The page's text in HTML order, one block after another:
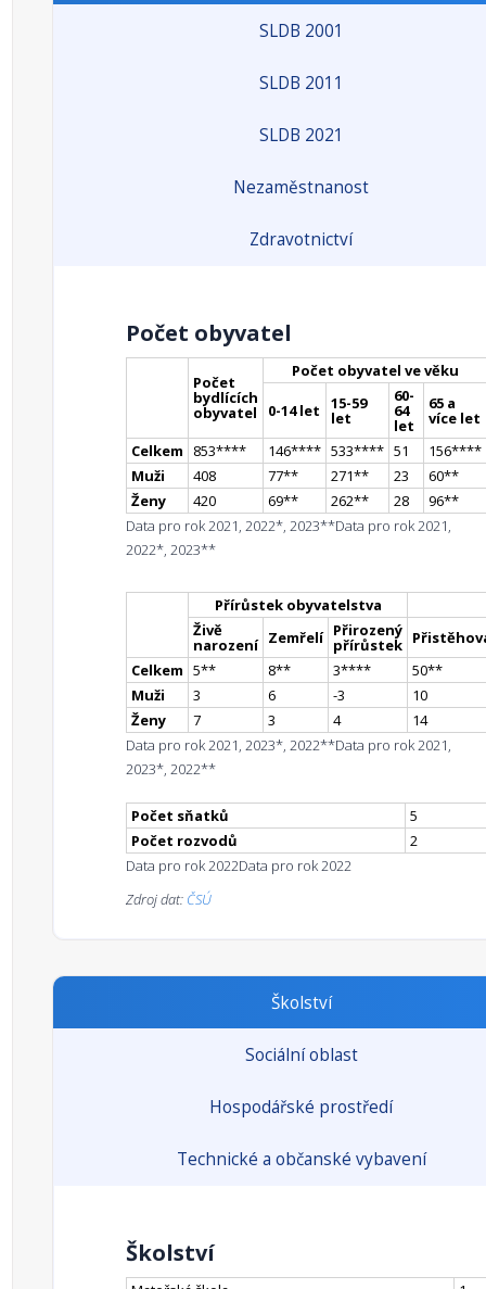
SLDB 2001
SLDB 2011
SLDB 2021
Nezaměstnanost
Zdravotnictví
Počet obyvatel
Počet
bydlících
obyvatel
Počet obyvatel ve věku
0-14 let 15-59
let
60-
64
let
65 a
více let
Celkem
853**** 146**** 533**** 51 156****
Muži
408 77** 271** 23 60**
Ženy
420 69** 262** 28 96**
Data pro rok 2021, 2022*, 2023**Data pro rok 2021,
2022*, 2023**
Přírůstek obyvatelstva
Živě
narození Zemřelí Přirozený
přírůstek
Celkem 5** 8** 3**** 50**
Muži
3 6 -3
10
Ženy
7 3 4
14
Data pro rok 2021, 2023*, 2022**Data pro rok 2021,
2023*, 2022**
Počet sňatků
5
Počet rozvodů
2
Data pro rok 2022Data pro rok 2022
Zdroj dat: ČSÚ
Školství
Sociální oblast
Hospodářské prostředí
Technické a občanské vybavení
Školství